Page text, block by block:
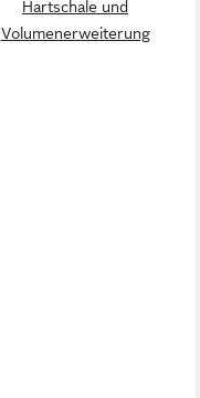
Hartschale und
Volumenerweiterung